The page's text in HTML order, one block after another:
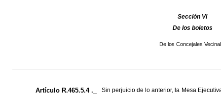
Sección VI
De los boletos
De los Concejales
Artículo R.465.5.4 ._
Sin perjuicio de lo anterior, la Mesa